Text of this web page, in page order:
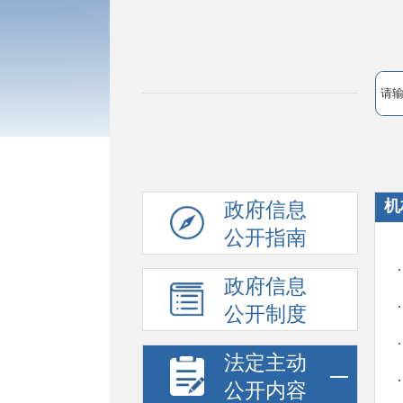
政府信息
公开指南
政府信息
公开制度
法定主动
公开内容